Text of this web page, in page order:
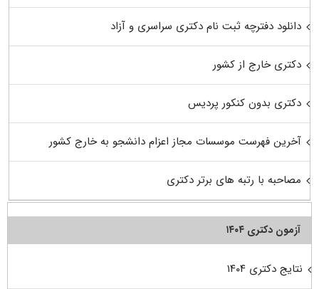
دانلود دفترچه ثبت نام دکتری سراسری و آزاد
دکتری خارج از کشور
دکتری بدون کنکور پردیس
آخرین فهرست موسسات مجاز اعزام دانشجو به خارج کشور
مصاحبه با رتبه های برتر دکتری
آزمون دکتری ۱۴۰۴
نتایج دکتری ۱۴۰۴